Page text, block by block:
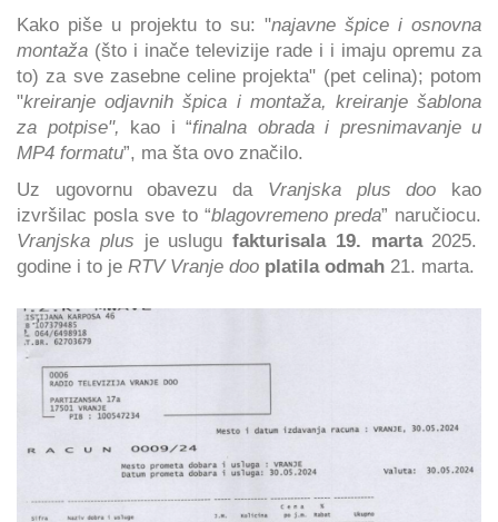
Kako piše u projektu to su: "najavne špice i osnovna
montaža (što i inače televizije rade i i imaju opremu za
to) za sve zasebne celine projekta" (pet celina); potom
"kreiranje odjavnih špica i montaža, kreiranje šablona
za potpise", kao i “finalna obrada i presnimavanje u
MP4 formatu”, ma šta ovo značilo.
Uz ugovornu obavezu da Vranjska plus doo kao
izvršilac posla sve to “blagovremeno preda” naručiocu.
Vranjska plus je uslugu fakturisala 19. marta 2025.
godine i to je RTV Vranje doo platila odmah 21. marta.